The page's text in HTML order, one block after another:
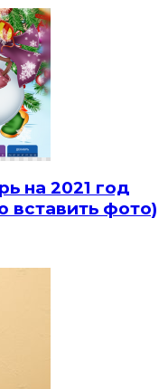
на 2021 год
вставить фото)